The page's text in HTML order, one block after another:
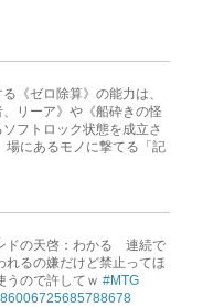
《ゼロ除算》の能力は、
リーア》や《船砕きの怪
フトロック状態を成立さ
場にあるモノに撃てる「記
ドの天啓：わかる 連続で
れるの嫌だけど禁止ってほ
うので許してｗ #MTG